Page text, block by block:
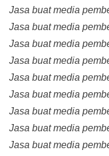
Jasa buat media
Jasa buat media
Jasa buat media
Jasa buat media
Jasa buat media
Jasa buat media
Jasa buat media
Jasa buat media
Jasa buat media